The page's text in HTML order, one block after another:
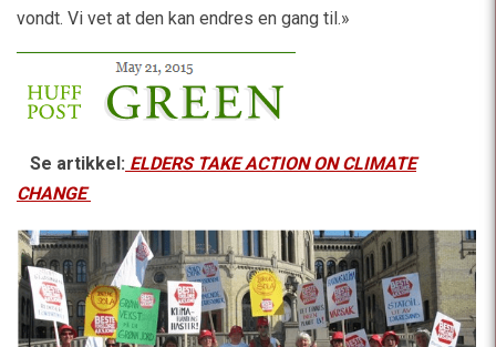
vondt. Vi vet at den kan endres en gang til.»
Se artikkel: ELDERS TAKE ACTION ON CLIMATE
CHANGE